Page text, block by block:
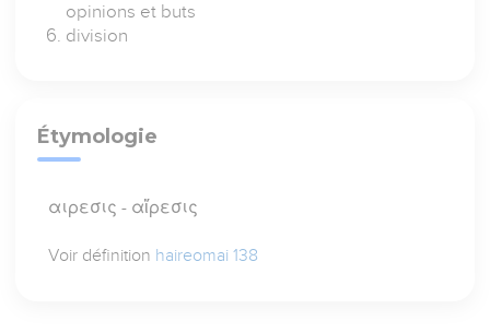
opinions et buts
division
Étymologie
αιρεσις - αἵρεσις
Voir définition haireomai 138